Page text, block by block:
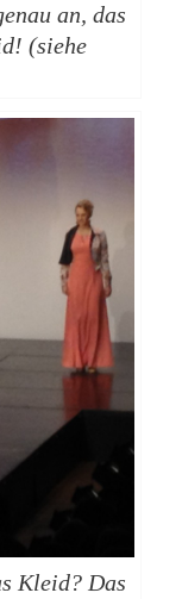
an, das
(siehe
Kleid? Das